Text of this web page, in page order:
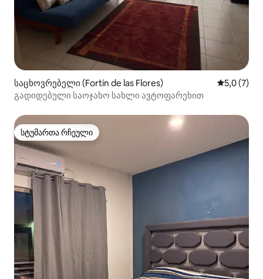
საცხოვრებელი (Fortín de las Flores) საშუალო
5,0 (7)
გადიდებული საოჯახო სახლი ავტოფარეხით
სტუმართა რჩეული
სტუმართა რჩეული